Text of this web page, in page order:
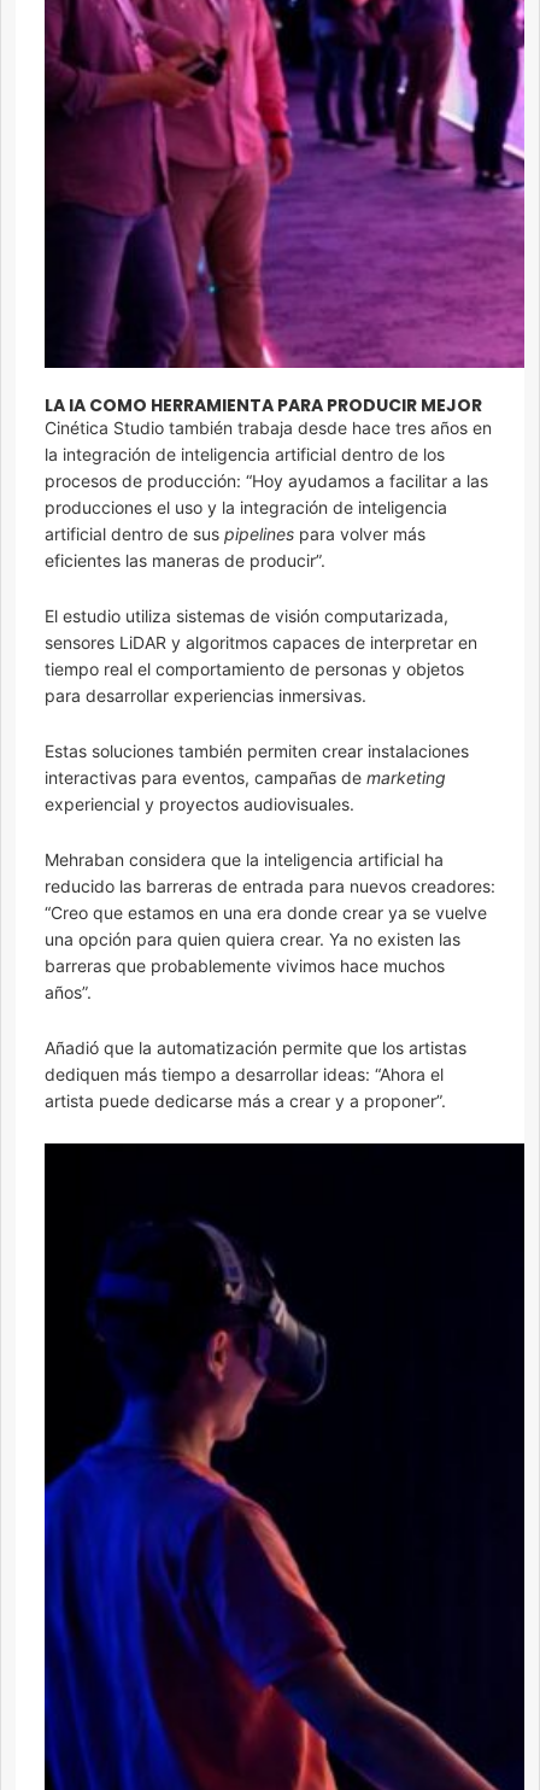
LA IA COMO HERRAMIENTA PARA PRODUCIR MEJOR
Cinética Studio también trabaja desde hace tres años en
la integración de inteligencia artificial dentro de los
procesos de producción: “Hoy ayudamos a facilitar a las
producciones el uso y la integración de inteligencia
artificial dentro de sus pipelines para volver más
eficientes las maneras de producir”.
El estudio utiliza sistemas de visión computarizada,
sensores LiDAR y algoritmos capaces de interpretar en
tiempo real el comportamiento de personas y objetos
para desarrollar experiencias inmersivas.
Estas soluciones también permiten crear instalaciones
interactivas para eventos, campañas de marketing
experiencial y proyectos audiovisuales.
Mehraban considera que la inteligencia artificial ha
reducido las barreras de entrada para nuevos creadores:
“Creo que estamos en una era donde crear ya se vuelve
una opción para quien quiera crear. Ya no existen las
barreras que probablemente vivimos hace muchos
años”.
Añadió que la automatización permite que los artistas
dediquen más tiempo a desarrollar ideas: “Ahora el
artista puede dedicarse más a crear y a proponer”.